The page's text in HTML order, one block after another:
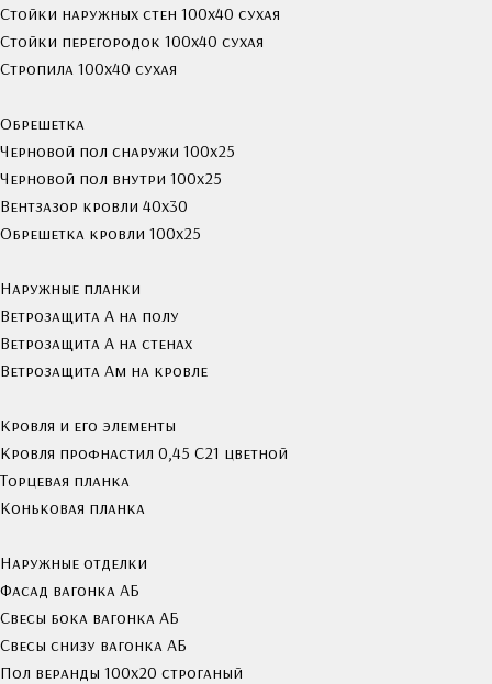
Стойки наружных стен 100х40 сухая
Стойки перегородок 100х40 сухая
Стропила 100х40 сухая
Обрешетка
Черновой пол снаружи 100х25
Черновой пол внутри 100х25
Вентзазор кровли 40x30
Обрешетка кровли 100х25
Наружные планки
Ветрозащита А на полу
Ветрозащита А на стенах
Ветрозащита Ам на кровле
Кровля и его элементы
Кровля профнастил 0,45 С21 цветной
Торцевая планка
Коньковая планка
Наружные отделки
Фасад вагонка АБ
Свесы бока вагонка АБ
Свесы снизу вагонка АБ
Пол веранды 100х20 строганый